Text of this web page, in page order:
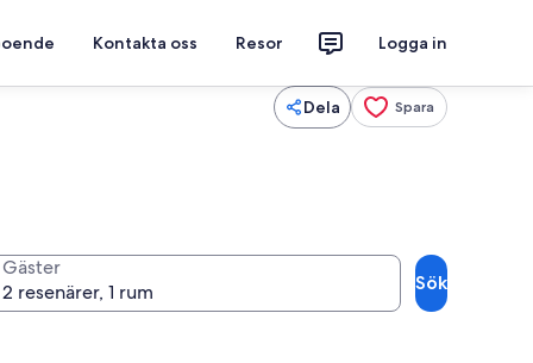
Kontakta oss Resor Logga in
Dela Spara
Gäster
Sök